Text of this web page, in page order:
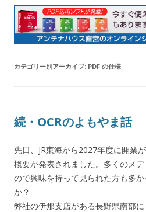
カテゴリー別アーカイブ: PDF の仕様
続・OCRのよもやま話
先日、JR東海から2027年度に開業
概要が発表されました。多くのメ
ので興味を持って見られた方も多
か？
弊社の伊那支店がある長野県南部